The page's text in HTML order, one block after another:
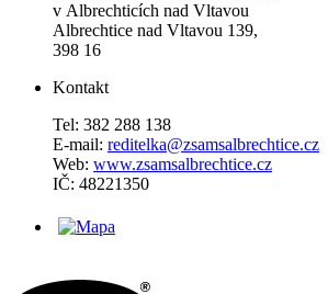
v Albrechticích nad Vltavou
Albrechtice nad Vltavou 139,
398 16
Kontakt
Tel: 382 288 138
E-mail: reditelka@zsamsalbrechtice.cz
Web: www.zsamsalbrechtice.cz
IČ: 48221350